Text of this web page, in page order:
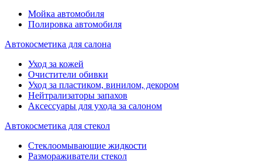
Мойка автомобиля
Полировка автомобиля
Автокосметика для салона
Уход за кожей
Очистители обивки
Уход за пластиком, винилом, декором
Нейтрализаторы запахов
Аксессуары для ухода за салоном
Автокосметика для стекол
Стеклоомывающие жидкости
Размораживатели стекол